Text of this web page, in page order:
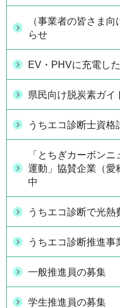
（事業者の皆さま
らせ
EV・PHVに充電し
県民向け脱炭素ガイ
うちエコ診断士資
「とちぎカーボン
運動」協賛企業（愛
中
うちエコ診断で光熱
うちエコ診断推進
一般推進員の募集
学生推進員の募集